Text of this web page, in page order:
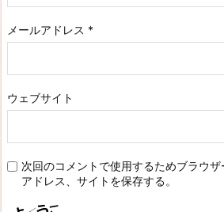
メールアドレス *
ウェブサイト
次回のコメントで使用するためブラウ
アドレス、サイトを保存する。